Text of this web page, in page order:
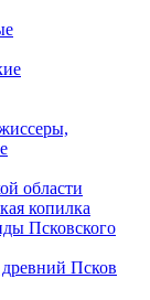
области
копилка
Псковского
Псков